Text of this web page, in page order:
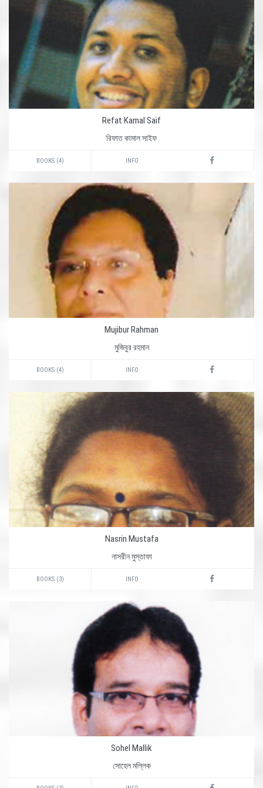
Refat Kamal Saif
রিফাত কামাল সাইফ
BOOKS (4) INFO
Mujibur Rahman
মুজিবুর রহমান
BOOKS (4) INFO
Nasrin Mustafa
নাসরীন মুস্তাফা
BOOKS (3) INFO
Sohel Mallik
সোহেল মল্লিক